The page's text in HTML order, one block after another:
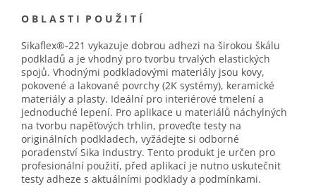
O B L A S T I P O U Ž I T Í
Sikaflex®-221 vykazuje dobrou adhezi na širokou škálu
podkladů a je vhodný pro tvorbu trvalých elastických
spojů. Vhodnými podkladovými materiály jsou kovy,
pokovené a lakované povrchy (2K systémy), keramické
materiály a plasty. Ideální pro interiérové tmelení a
jednoduché lepení. Pro aplikace u materiálů náchylných
na tvorbu napěťových trhlin, proveďte testy na
originálních podkladech, vyžádejte si odborné
poradenství Sika Industry. Tento produkt je určen pro
profesionální použití, před aplikací je nutno uskutečnit
testy adheze s aktuálními podklady a podmínkami.